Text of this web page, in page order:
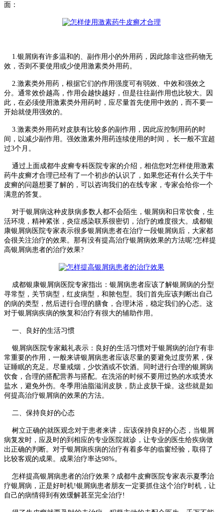
面：
1.银屑病有许多温和的、副作用小的外用药，因此除非这些药物无
效，否则不要使用或少使用激素类外用药。
2.激素类外用药，根据它们的作用强度可有弱效、中效和强效之
分。通常效价越高，作用会越快越好，但是往往副作用也比较大。因
此，在必须使用激素类外用药时，应尽量首先使用中效的，而不要一
开始就使用强效的。
3.激素类外用药对皮肤有比较多的副作用，因此应控制用药的时
间，以减少副作用。强效激素外用药连续使用的时间， 长一般不宜超
过3个月。
通过上面成都牛皮癣专科医院专家的介绍，相信您对怎样使用激素
药牛皮癣才合理已经有了一个初步的认识了，如果您还有什么关于牛
皮癣的问题想要了解的，可以咨询我们的在线专家，专家会给你一个
满意的答复。
对于银屑病这种皮肤病多数人都不会陌生，银屑病和日常饮食，生
活环境，精神紧张，炎症感染联系很密切，治疗的难度很大。成都银
康银屑病医院专家表示很多银屑病患者在治疗一段银屑病后，大家都
会很关注治疗的效果。那有没有提高治疗银屑病效果的方法呢?怎样提
高银屑病患者的治疗效果?
成都银康银屑病医院专家指出：银屑病患者应该了解银屑病的分型
寻常型，关节病型，红皮病型，和脓包型。我们首先应该判断出自己
的病的类型，然后进行合理的膳食，合理沐浴，稳定我们的心态。这
对于银屑病疾病的恢复和治疗有很大的辅助作用。
一、良好的生活习惯
银屑病医院专家戴礼表示：良好的生活习惯对于银屑病的治疗有非
常重要的作用，一般来讲银屑病患者应该尽量的要避免过度劳累，保
证睡眠的充足。尽量戒烟，少饮酒或不饮酒。同时进行合理的银屑病
饮食，合理的搭配营养与搭配。在洗浴的时候不要用过热的水或烫水
盐水，避免外伤。冬季用油脂滋润皮肤，防止皮肤干燥。这些就是如
何提高治疗银屑病的效果的方法。
二、保持良好的心态
树立正确的就医观念对于患者来讲，应该保持良好的心态，当银屑
病复发时，应及时的到相应的专业医院就诊，让专业的医生给疾病做
出正确的判断。对于银屑病疾病的治疗有着多年的临窗经验，取得了
比较客观的成果。成果治疗率达98%。
怎样提高银屑病患者的治疗效果？成都牛皮癣医院专家表示夏季治
疗银屑病，正是好时机!银屑病患者朋友一定要抓住这个治疗时机，让
自己的病情得到有效缓解甚至完全治疗!